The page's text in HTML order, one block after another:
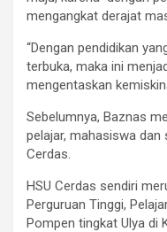
mengangkat derajat
“Dengan pendidikan
terbuka, maka ini
mengentaskan
Sebelumnya, Baznas
pelajar, mahasiswa dan
Cerdas.
HSU Cerdas sendiri
Perguruan Tinggi,
Pompen tingkat Ulya di